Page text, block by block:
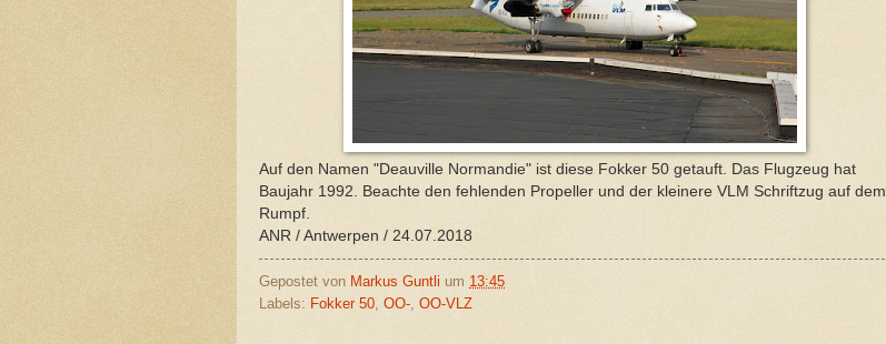
Auf den Namen "Deauville Normandie" ist diese Fokker 50 getauft. Das Flugzeug hat
Baujahr 1992. Beachte den fehlenden Propeller und der kleinere VLM Schriftzug auf dem
Rumpf.
ANR / Antwerpen / 24.07.2018
Gepostet von Markus Guntli um 13:45
Labels: Fokker 50 OO- OO-VLZ